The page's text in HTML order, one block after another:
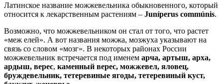
Латинское название можжевельника обыкновенного, который
относится к лекарственным растениям – Juníperus commúnis.
Возможно, что можжевельником он стал от того, что растет
«меж елей». А вот названия можжа, мозжуха указывают на
связь со словом «мозг». В некоторых районах России
можжевельник встречается под именем арча, артыш, арха,
ардыш, верес, каменный верес, можжевел, яловец,
бруждевельник, тетеревиные ягоды, тетеревиный куст,